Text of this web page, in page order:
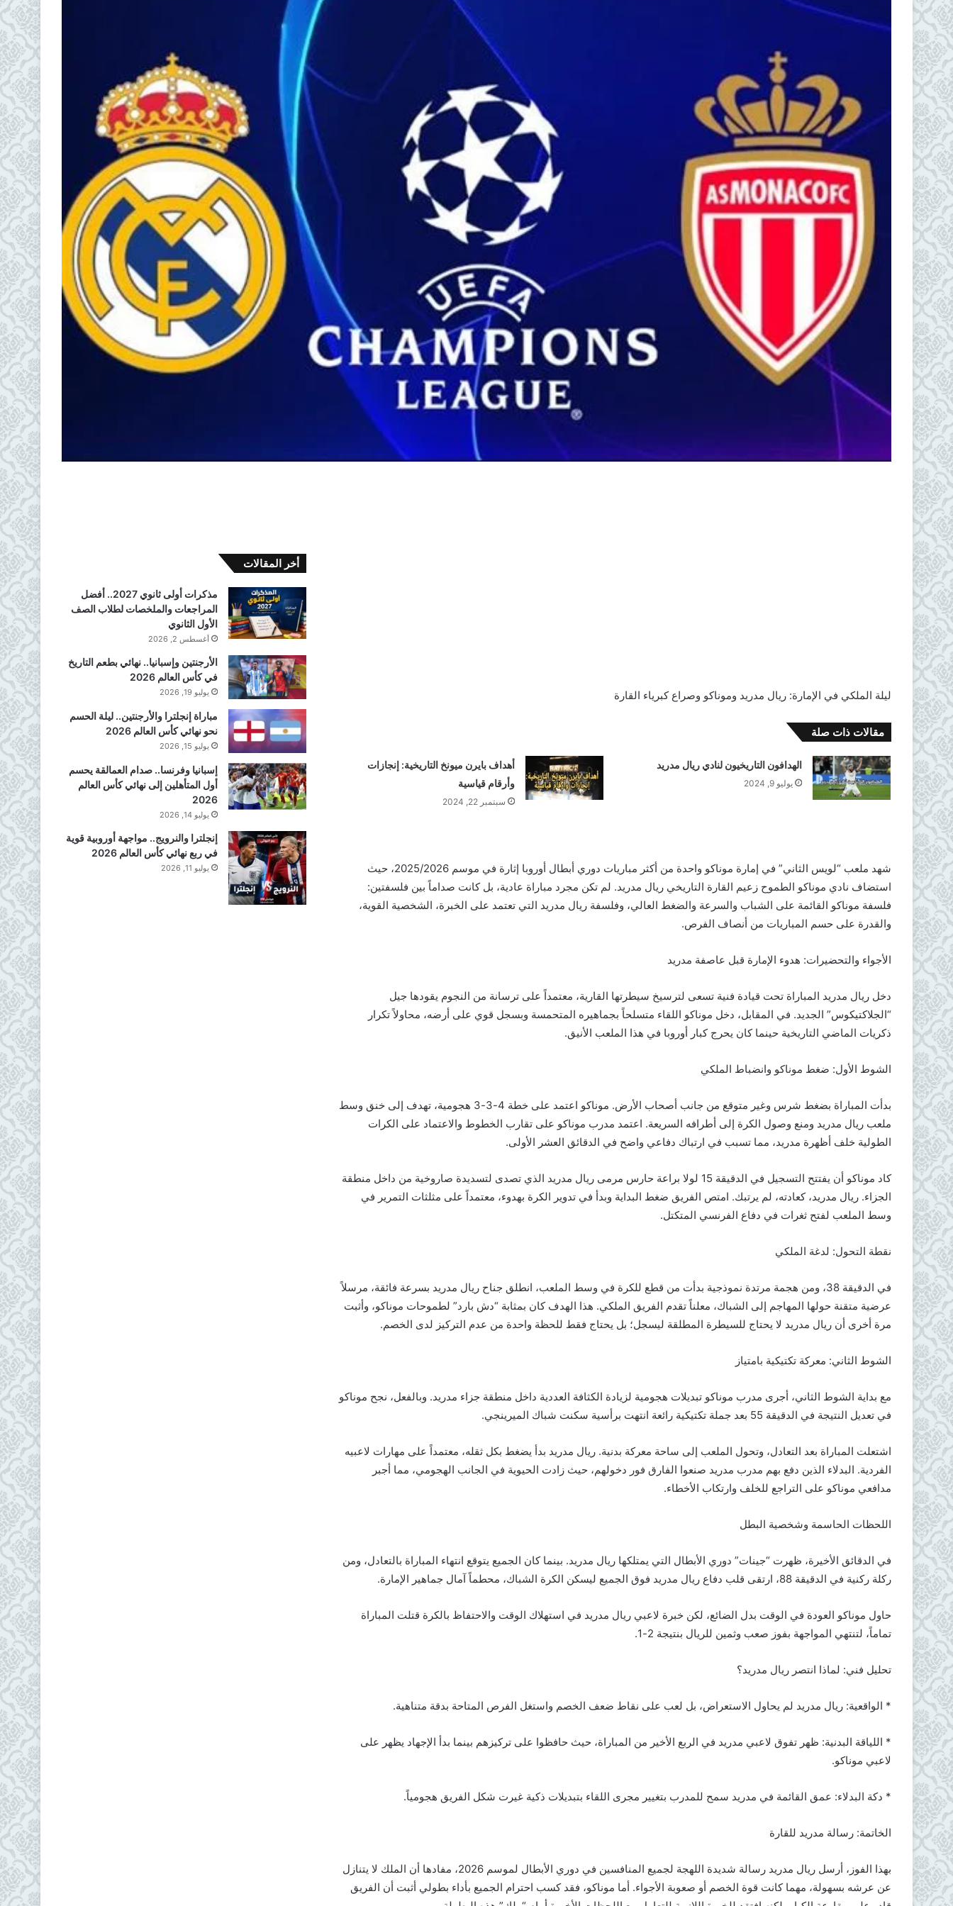
ليلة الملكي في الإمارة: ريال مدريد وموناكو وصراع كبرياء القارة
مقالات ذات صلة
الهدافون التاريخيون لنادي ريال مدريد
يوليو 9, 2024
أهداف بايرن ميونخ التاريخية: إنجازات
وأرقام قياسية
سبتمبر 22, 2024
شهد ملعب “لويس الثاني” في إمارة موناكو واحدة من أكثر مباريات دوري أبطال أوروبا إثارة في موسم 2025/2026، حيث
استضاف نادي موناكو الطموح زعيم القارة التاريخي ريال مدريد. لم تكن مجرد مباراة عادية، بل كانت صداماً بين فلسفتين:
فلسفة موناكو القائمة على الشباب والسرعة والضغط العالي، وفلسفة ريال مدريد التي تعتمد على الخبرة، الشخصية القوية،
والقدرة على حسم المباريات من أنصاف الفرص.
الأجواء والتحضيرات: هدوء الإمارة قبل عاصفة مدريد
دخل ريال مدريد المباراة تحت قيادة فنية تسعى لترسيخ سيطرتها القارية، معتمداً على ترسانة من النجوم يقودها جيل
“الجلاكتيكوس” الجديد. في المقابل، دخل موناكو اللقاء متسلحاً بجماهيره المتحمسة وبسجل قوي على أرضه، محاولاً تكرار
ذكريات الماضي التاريخية حينما كان يحرج كبار أوروبا في هذا الملعب الأنيق.
الشوط الأول: ضغط موناكو وانضباط الملكي
بدأت المباراة بضغط شرس وغير متوقع من جانب أصحاب الأرض. موناكو اعتمد على خطة 4-3-3 هجومية، تهدف إلى خنق وسط
ملعب ريال مدريد ومنع وصول الكرة إلى أطرافه السريعة. اعتمد مدرب موناكو على تقارب الخطوط والاعتماد على الكرات
الطولية خلف أظهرة مدريد، مما تسبب في ارتباك دفاعي واضح في الدقائق العشر الأولى.
كاد موناكو أن يفتتح التسجيل في الدقيقة 15 لولا براعة حارس مرمى ريال مدريد الذي تصدى لتسديدة صاروخية من داخل منطقة
الجزاء. ريال مدريد، كعادته، لم يرتبك. امتص الفريق ضغط البداية وبدأ في تدوير الكرة بهدوء، معتمداً على مثلثات التمرير في
وسط الملعب لفتح ثغرات في دفاع الفرنسي المتكتل.
نقطة التحول: لدغة الملكي
في الدقيقة 38، ومن هجمة مرتدة نموذجية بدأت من قطع للكرة في وسط الملعب، انطلق جناح ريال مدريد بسرعة فائقة، مرسلاً
عرضية متقنة حولها المهاجم إلى الشباك، معلناً تقدم الفريق الملكي. هذا الهدف كان بمثابة “دش بارد” لطموحات موناكو، وأثبت
مرة أخرى أن ريال مدريد لا يحتاج للسيطرة المطلقة ليسجل؛ بل يحتاج فقط للحظة واحدة من عدم التركيز لدى الخصم.
الشوط الثاني: معركة تكتيكية بامتياز
مع بداية الشوط الثاني، أجرى مدرب موناكو تبديلات هجومية لزيادة الكثافة العددية داخل منطقة جزاء مدريد. وبالفعل، نجح موناكو
في تعديل النتيجة في الدقيقة 55 بعد جملة تكتيكية رائعة انتهت برأسية سكنت شباك الميرينجي.
اشتعلت المباراة بعد التعادل، وتحول الملعب إلى ساحة معركة بدنية. ريال مدريد بدأ يضغط بكل ثقله، معتمداً على مهارات لاعبيه
الفردية. البدلاء الذين دفع بهم مدرب مدريد صنعوا الفارق فور دخولهم، حيث زادت الحيوية في الجانب الهجومي، مما أجبر
مدافعي موناكو على التراجع للخلف وارتكاب الأخطاء.
اللحظات الحاسمة وشخصية البطل
في الدقائق الأخيرة، ظهرت “جينات” دوري الأبطال التي يمتلكها ريال مدريد. بينما كان الجميع يتوقع انتهاء المباراة بالتعادل، ومن
ركلة ركنية في الدقيقة 88، ارتقى قلب دفاع ريال مدريد فوق الجميع ليسكن الكرة الشباك، محطماً آمال جماهير الإمارة.
حاول موناكو العودة في الوقت بدل الضائع، لكن خبرة لاعبي ريال مدريد في استهلاك الوقت والاحتفاظ بالكرة قتلت المباراة
تماماً، لتنتهي المواجهة بفوز صعب وثمين للريال بنتيجة 2-1.
تحليل فني: لماذا انتصر ريال مدريد؟
* الواقعية: ريال مدريد لم يحاول الاستعراض، بل لعب على نقاط ضعف الخصم واستغل الفرص المتاحة بدقة متناهية.
* اللياقة البدنية: ظهر تفوق لاعبي مدريد في الربع الأخير من المباراة، حيث حافظوا على تركيزهم بينما بدأ الإجهاد يظهر على
لاعبي موناكو.
* دكة البدلاء: عمق القائمة في مدريد سمح للمدرب بتغيير مجرى اللقاء بتبديلات ذكية غيرت شكل الفريق هجومياً.
الخاتمة: رسالة مدريد للقارة
بهذا الفوز، أرسل ريال مدريد رسالة شديدة اللهجة لجميع المنافسين في دوري الأبطال لموسم 2026، مفادها أن الملك لا يتنازل
عن عرشه بسهولة، مهما كانت قوة الخصم أو صعوبة الأجواء. أما موناكو، فقد كسب احترام الجميع بأداء بطولي أثبت أن الفريق
أخر المقالات
مذكرات أولى ثانوي 2027.. أفضل
المراجعات والملخصات لطلاب الصف
الأول الثانوي
أغسطس 2, 2026
الأرجنتين وإسبانيا.. نهائي بطعم التاريخ
في كأس العالم 2026
يوليو 19, 2026
مباراة إنجلترا والأرجنتين.. ليلة الحسم
نحو نهائي كأس العالم 2026
يوليو 15, 2026
إسبانيا وفرنسا.. صدام العمالقة يحسم
أول المتأهلين إلى نهائي كأس العالم
2026
يوليو 14, 2026
إنجلترا والنرويج.. مواجهة أوروبية قوية
في ربع نهائي كأس العالم 2026
يوليو 11, 2026